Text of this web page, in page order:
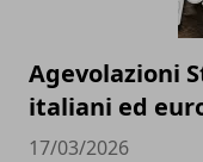
Agevolazioni
italiani ed
17/03/2026